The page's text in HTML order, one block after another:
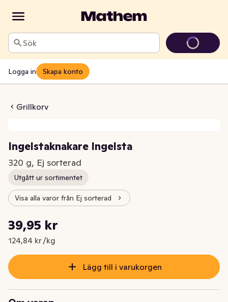
Sök
Logga in Skapa konto
Grillkorv
Ingelsta
Ingelstaknakare Ingelsta
320 g, Ej sorterad
Utgått ur sortimentet
Visa alla varor från Ej sorterad
Nuvarande pris är: 39,95 kr
39,95 kr
124,84 kr /kg
Styckpris: 124,84 kr /kg
Lägg till i varukorgen